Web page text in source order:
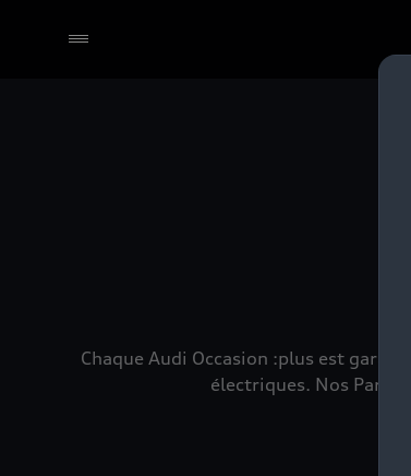
Chaque Audi Occasion :plus est
électriques. Nos